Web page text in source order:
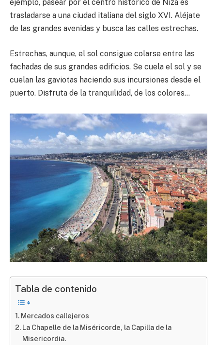
ejemplo, pasear por el centro histórico de Niza es
trasladarse a una ciudad italiana del siglo XVI. Aléjate
de las grandes avenidas y busca las calles estrechas.
Estrechas, aunque, el sol consigue colarse entre las
fachadas de sus grandes edificios. Se cuela el sol y se
cuelan las gaviotas haciendo sus incursiones desde el
puerto. Disfruta de la tranquilidad, de los colores…
Tabla de contenido
Mercados callejeros
La Chapelle de la Miséricorde, la Capilla de la
Misericordia.